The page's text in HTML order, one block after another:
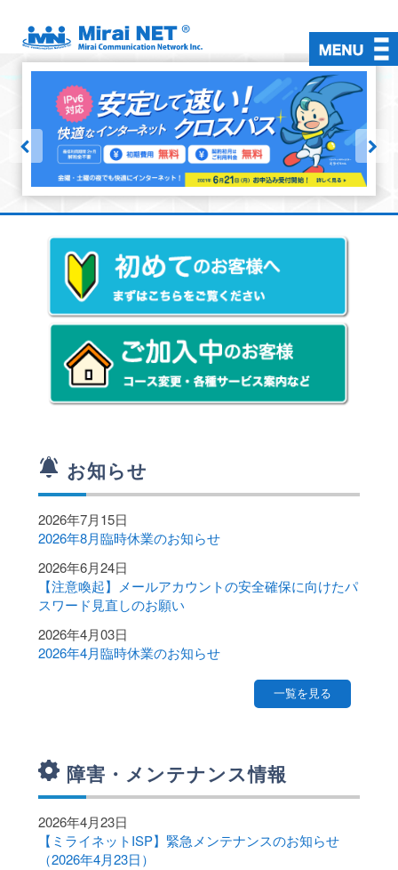
初めての方
ご加入中の方
インターネット接続
対応回線
有料オプション
料金・お支払い
よくある質問
お問い合わせ
入会お申込み
会員ページ
サイトマップ
各種申請書
サイト内検索
お知らせ
2026年7月15日
2026年8月臨時休業のお知らせ
2026年6月24日
【注意喚起】メールアカウントの安全確保に向けたパ
スワード見直しのお願い
2026年4月03日
2026年4月臨時休業のお知らせ
一覧を見る
障害・メンテナンス情報
2026年4月23日
【ミライネットISP】緊急メンテナンスのお知らせ
（2026年4月23日）